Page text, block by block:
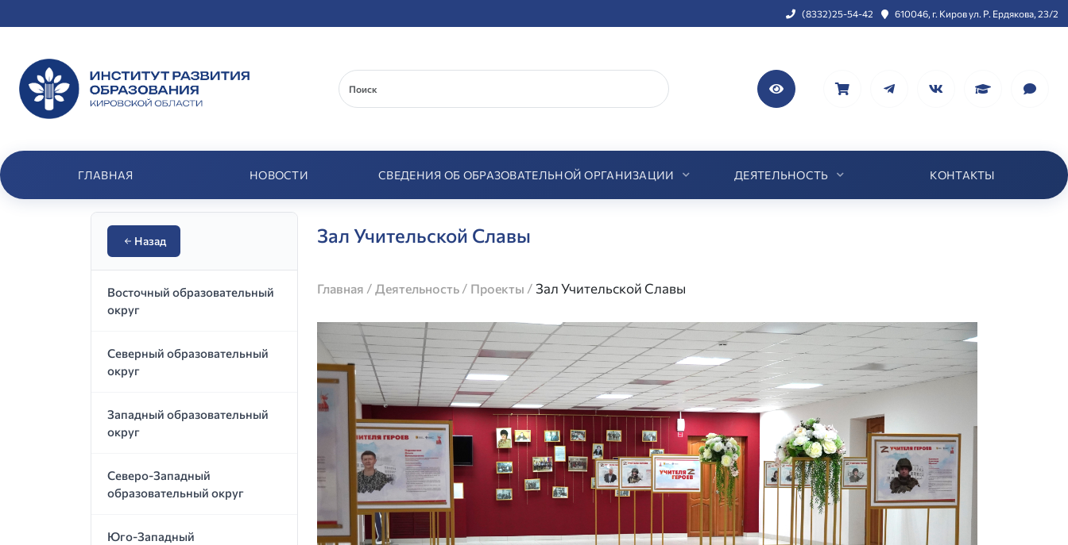
(8332)25-54-42 610046, г. Киров ул. Р. Ердякова, 23/2
ГЛАВНАЯ НОВОСТИ СВЕДЕНИЯ ОБ ОБРАЗОВАТЕЛЬНОЙ ОРГАНИЗАЦИИ ДЕЯТЕЛЬНОСТЬ КОНТАКТЫ
Назад
Восточный образовательный
округ
Северный образовательный
округ
Западный образовательный
округ
Северо-Западный
образовательный округ
Юго-Западный
Зал Учительской Славы
Главная / Деятельность / Проекты / Зал Учительской Славы